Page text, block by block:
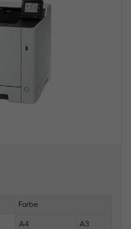
Farbe
A4 A3